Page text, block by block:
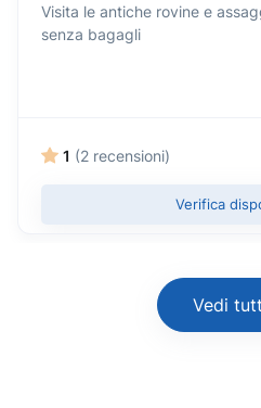
Visita le antiche rovine e
senza bagagli
1 (2 recensioni)
Verifica
Vedi